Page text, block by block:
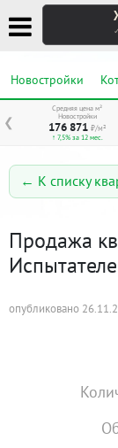
Новостройки
❮
Средняя цена м²
Новостройки
176 871 ₽/м²
↑ 7,5% за 12 мес.
← К списку
Продажа
опубликовано